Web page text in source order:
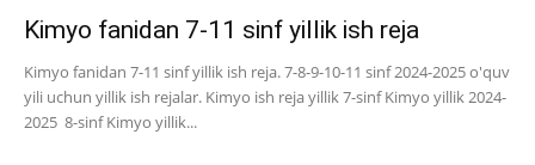
Kimyo fanidan 7-11 sinf yillik ish reja
Kimyo fanidan 7-11 sinf yillik ish reja. 7-8-9-10-11 sinf 2024-2025 o'quv
yili uchun yillik ish rejalar. Kimyo ish reja yillik 7-sinf Kimyo yillik 2024-
2025 8-sinf Kimyo yillik...